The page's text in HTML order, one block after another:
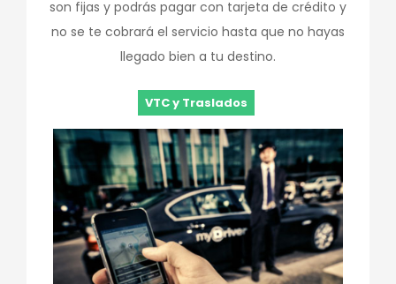
son fijas y podrás pagar con tarjeta de crédito y
no se te cobrará el servicio hasta que no hayas
llegado bien a tu destino.
VTC y Traslados